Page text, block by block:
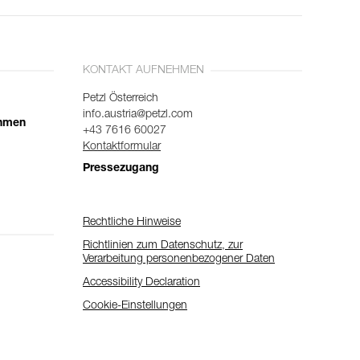
KONTAKT AUFNEHMEN
Petzl Österreich
info.austria@petzl.com
+43 7616 60027
Kontaktformular
Pressezugang
Rechtliche Hinweise
Richtlinien zum Datenschutz, zur
Verarbeitung personenbezogener Daten
Accessibility Declaration
Cookie-Einstellungen